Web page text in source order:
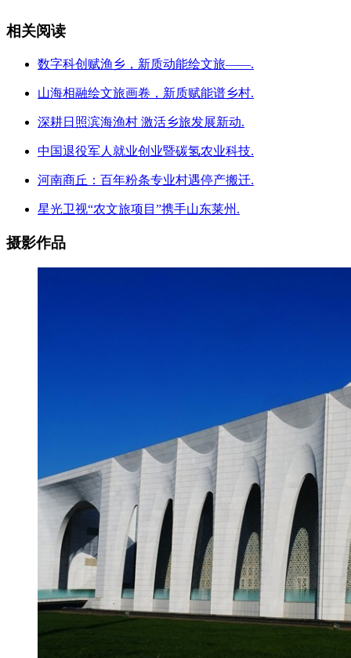
相关阅读
数字科创赋渔乡，新质动能绘文旅——.
山海相融绘文旅画卷，新质赋能谱乡村.
深耕日照滨海渔村 激活乡旅发展新动.
中国退役军人就业创业暨碳氢农业科技.
河南商丘：百年粉条专业村遇停产搬迁.
星光卫视“农文旅项目”携手山东莱州.
摄影作品